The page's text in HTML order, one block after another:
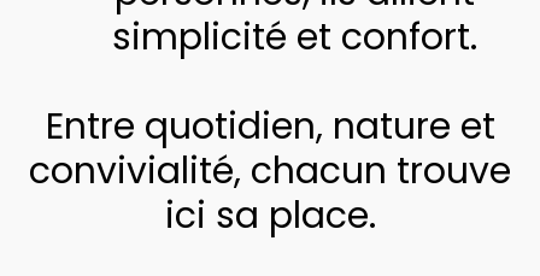
simplicité et confort.
Entre quotidien, nature et
convivialité, chacun trouve
ici sa place.